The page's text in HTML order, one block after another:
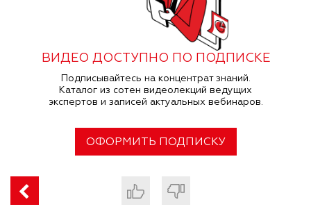
ВИДЕО ДОСТУПНО ПО ПОДПИСКЕ
Подписывайтесь на концентрат знаний.
Каталог из сотен видеолекций ведущих
экспертов и записей актуальных вебинаров.
ОФОРМИТЬ ПОДПИСКУ